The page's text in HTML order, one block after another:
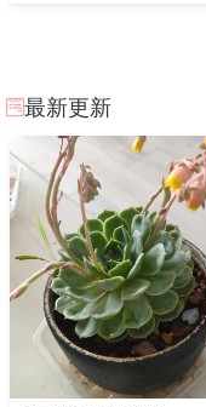
最新更新